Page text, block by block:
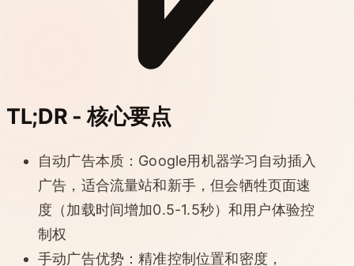
TL;DR - 核心要点
自动广告本质：Google用机器学习自动插入
广告，适合流量站和新手，但会牺牲页面速
度（加载时间增加0.5-1.5秒）和用户体验控
制权
手动广告优势：精准控制位置和密度，